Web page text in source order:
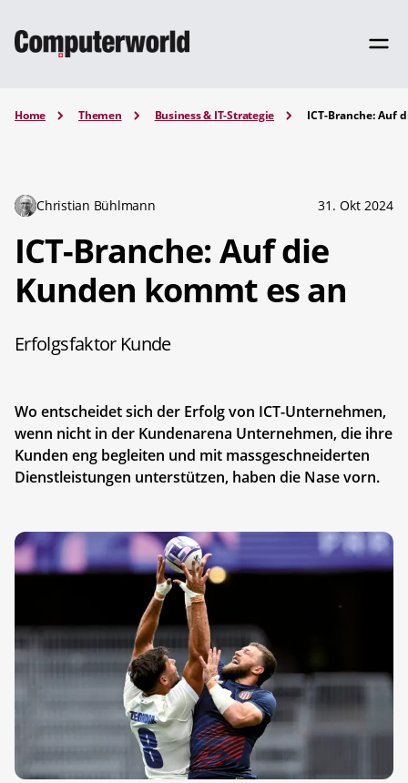
Home Themen Business & IT-Strategie ICT-Branche: Auf
Christian Bühlmann 31. Okt 2024
ICT-Branche: Auf die
Kunden kommt es an
Erfolgsfaktor Kunde
Wo entscheidet sich der Erfolg von ICT-Unternehmen,
wenn nicht in der Kundenarena Unternehmen, die ihre
Kunden eng begleiten und mit massgeschneiderten
Dienstleistungen unterstützen, haben die Nase vorn.